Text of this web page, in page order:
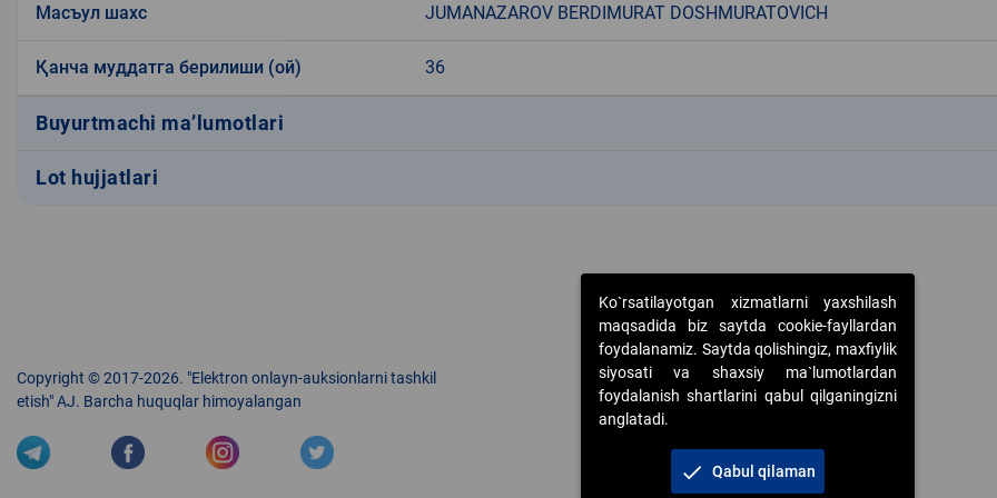
Масъул шахс JUMANAZAROV BERDIMURAT DOSHMURATOVICH
Қанча муддатга берилиши (ой) 36
Buyurtmachi ma’lumotlari
Lot hujjatlari
Copyright © 2017-2026. "Elektron onlayn-auksionlarni tashkil
etish" AJ. Barcha huquqlar himoyalangan
Ko`rsatilayotgan xizmatlarni yaxshilash
maqsadida biz saytda cookie-fayllardan
foydalanamiz. Saytda qolishingiz, maxfiylik
siyosati va shaxsiy ma`lumotlardan
foydalanish shartlarini qabul qilganingizni
anglatadi.
check Qabul qilaman